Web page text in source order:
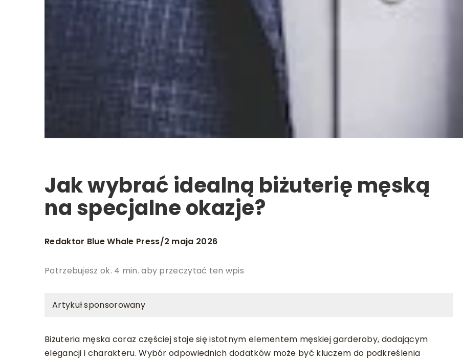
Jak wybrać idealną biżuterię męską
na specjalne okazje?
Redaktor Blue Whale Press/2 maja 2026
Potrzebujesz ok. 4 min. aby przeczytać ten wpis
Artykuł sponsorowany
Biżuteria męska coraz częściej staje się istotnym elementem męskiej garderoby, dodającym
elegancji i charakteru. Wybór odpowiednich dodatków może być kluczem do podkreślenia